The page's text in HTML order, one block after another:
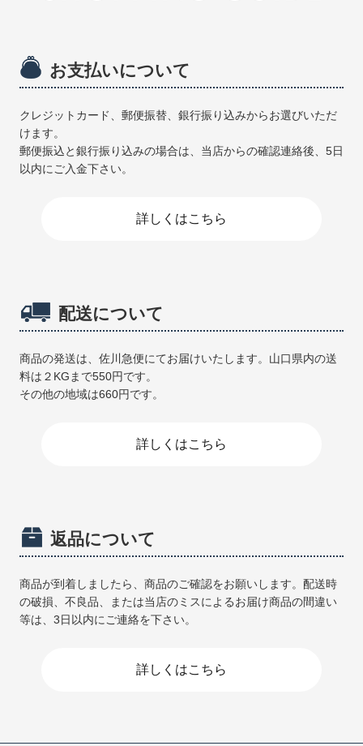
お支払いについて
クレジットカード、郵便振替、銀行振り込みからお選びいただ
けます。
郵便振込と銀行振り込みの場合は、当店からの確認連絡後、5日
以内にご入金下さい。
詳しくはこちら
配送について
商品の発送は、佐川急便にてお届けいたします。山口県内の送
料は２KGまで550円です。
その他の地域は660円です。
詳しくはこちら
返品について
商品が到着しましたら、商品のご確認をお願いします。配送時
の破損、不良品、または当店のミスによるお届け商品の間違い
等は、3日以内にご連絡を下さい。
詳しくはこちら